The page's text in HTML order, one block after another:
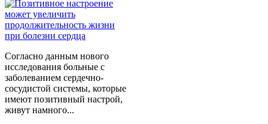
Согласно данным нового
исследования больные с
заболеванием сердечно-
сосудистой системы, которые
имеют позитивный настрой,
живут намного...